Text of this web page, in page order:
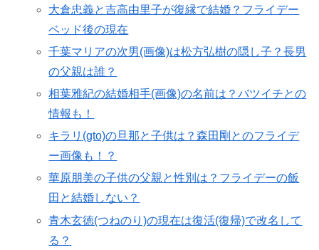
大倉忠義と吉高由里子が復縁で結婚？フライデー
ベッド後の現在
千葉マリアの次男(画像)は松方弘樹の隠し子？長男
の父親は誰？
相葉雅紀の結婚相手(画像)の名前は？バツイチとの
情報も！
キラリ(gto)の旦那と子供は？森田剛とのフライデ
ー画像も！？
華原朋美の子供の父親と性別は？フライデーの飯
田と結婚しない？
青木玄徳(つねのり)の現在は復活(復帰)で改名して
る？